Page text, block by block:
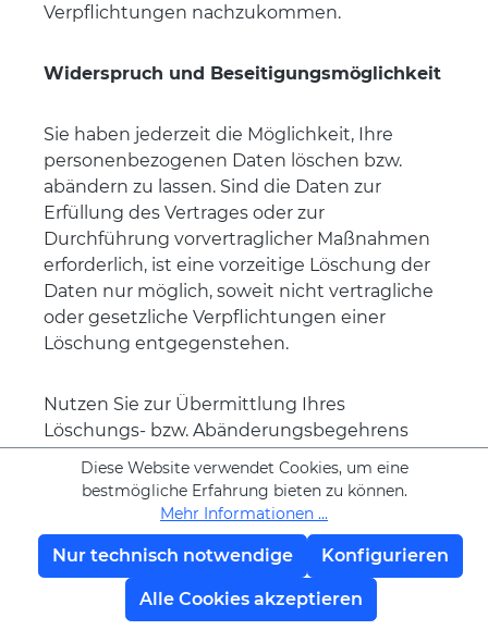
Verpflichtungen nachzukommen.
Widerspruch und Beseitigungsmöglichkeit
Sie haben jederzeit die Möglichkeit, Ihre
personenbezogenen Daten löschen bzw.
abändern zu lassen. Sind die Daten zur
Erfüllung des Vertrages oder zur
Durchführung vorvertraglicher Maßnahmen
erforderlich, ist eine vorzeitige Löschung der
Daten nur möglich, soweit nicht vertragliche
oder gesetzliche Verpflichtungen einer
Löschung entgegenstehen.
Nutzen Sie zur Übermittlung Ihres
Löschungs- bzw. Abänderungsbegehrens
bitte eine der folgenden
Kontaktmöglichkeiten:
per E-Mail an support@formblitz.de oder
postalisch an die Leads United GmbH,
Diese Website verwendet Cookies, um eine
bestmögliche Erfahrung bieten zu können.
Mehr Informationen ...
Nur technisch notwendige Konfigurieren
Alle Cookies akzeptieren